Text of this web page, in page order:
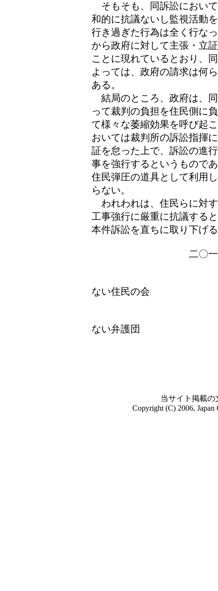
そもそも、同訴訟におい
和的に抗議ないし監視活動
行き過ぎた行為は全く行な
から政府に対して主張・立
ことに現れているとおり、
よっては、政府の請求は何
ある。
結局のところ、政府は、
って裁判の負担を住民側に
て様々な萎縮効果を呼び起
おいては裁判所の訴訟指揮
証を怠った上で、訴訟の進
事を強行するというもので
住民弾圧の道具として利用
らない。
われわれは、住民らに対
工事強行に厳重に抗議する
本件訴訟を直ちに取り下げ
二〇一〇年十
ない住民の会
ない弁護団
当サイト掲載の
Copyright (C) 2006, Japan